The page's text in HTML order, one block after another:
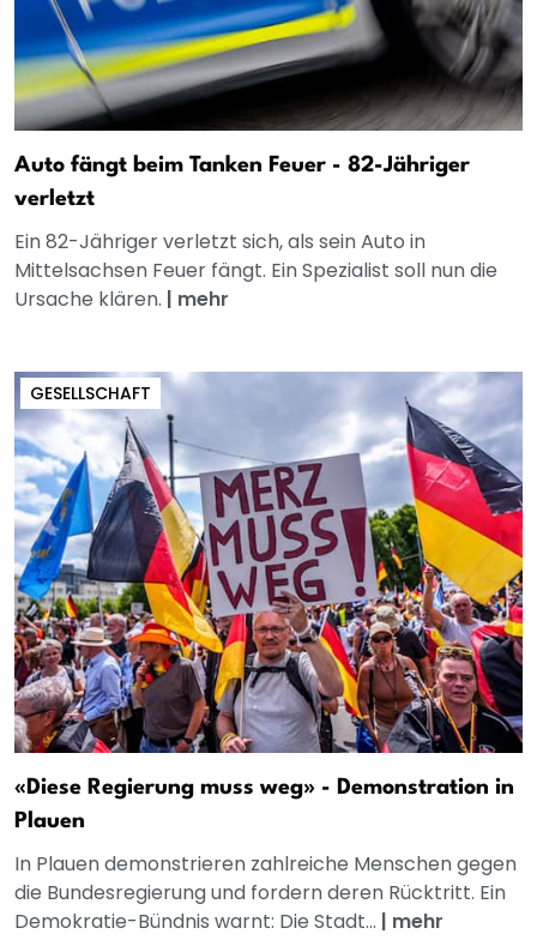
Auto fängt beim Tanken Feuer - 82-Jähriger
verletzt
Ein 82-Jähriger verletzt sich, als sein Auto in
Mittelsachsen Feuer fängt. Ein Spezialist soll nun die
Ursache klären. | mehr
GESELLSCHAFT
«Diese Regierung muss weg» - Demonstration in
Plauen
In Plauen demonstrieren zahlreiche Menschen gegen
die Bundesregierung und fordern deren Rücktritt. Ein
Demokratie-Bündnis warnt: Die Stadt... | mehr